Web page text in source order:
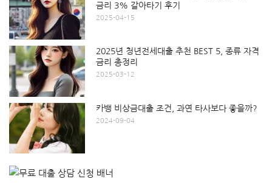
금리 3% 갈아타기 후기
2025-04-15
2025년 청년전세대출 추천 BEST 5, 종류 자격
금리 총정리
2025-03-12
카뱅 비상금대출 조건, 과연 타사보다 좋을까?
2024-09-04